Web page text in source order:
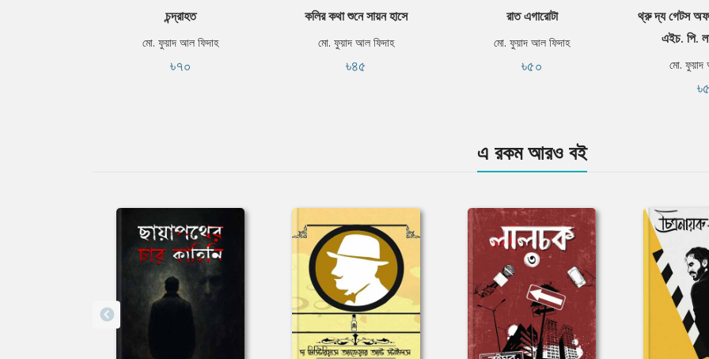
চন্দ্রাহত
মো. ফুয়াদ আল ফিদাহ
৳৭০
কলির কথা শুনে সায়ন হাসে
মো. ফুয়াদ আল ফিদাহ
৳৪৫
রাত এগারোটা
মো. ফুয়াদ আল ফিদাহ
৳৫০
থ্রু দ্য গেটস অফ
এইচ. পি.
মো. ফুয়াদ
এ রকম আরও বই